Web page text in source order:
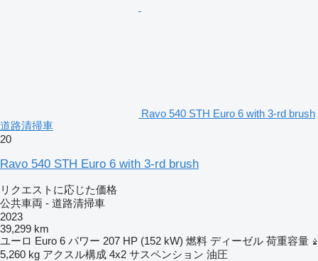
Ravo 540 STH Euro 6 with 3-rd brush
道路清掃車
20
Ravo 540 STH Euro 6 with 3-rd brush
リクエストに応じた価格
公共車両 - 道路清掃車
2023
39,299 km
ユーロ Euro 6 パワー 207 HP (152 kW) 燃料 ディーゼル 荷重容量
5,260 kg アクスル構成 4x2 サスペンション 油圧